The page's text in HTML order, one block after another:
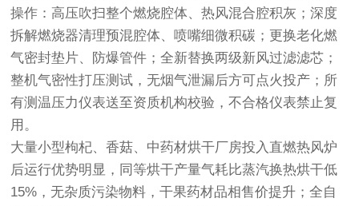
操作：高压吹扫整个燃烧腔体、热风混合腔积灰；深度
拆解燃烧器清理预混腔体、喷嘴细微积碳；更换老化燃
气密封垫片、防爆管件；全新替换两级新风过滤滤芯；
整机气密性打压测试，无烟气泄漏后方可点火投产；所
有测温压力仪表送至资质机构校验，不合格仪表禁止复
用。
大量小型枸杞、香菇、中药材烘干厂房投入直燃热风炉
后运行优势明显，同等烘干产量气耗比蒸汽换热烘干低
15%，无杂质污染物料，干果药材品相售价提升；全自